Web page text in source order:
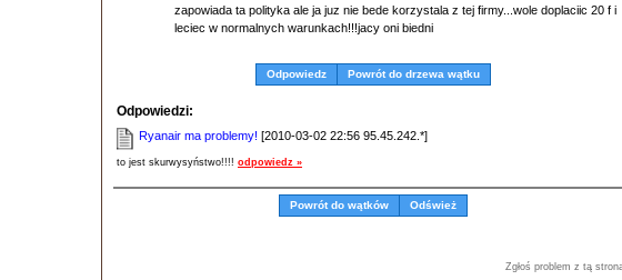
zapowiada ta polityka ale ja juz nie bede korzystala z tej firmy...wole doplaciic 20 f i
leciec w normalnych warunkach!!!jacy oni biedni
Odpowiedz Powrót do drzewa wątku
Odpowiedzi:
Ryanair ma problemy! [2010-03-02 22:56 95.45.242.*]
to jest skurwysyństwo!!!! odpowiedz »
Powrót do wątków Odśwież
Zgłoś problem z tą